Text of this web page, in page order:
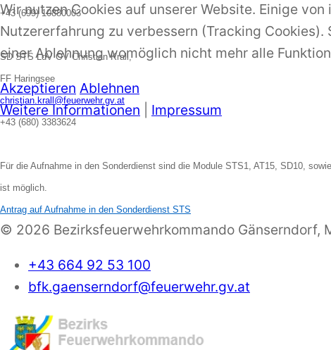
+43 (699) 10880003
SD STS LdV OV Christian Krall,
FF Haringsee
christian.krall@feuerwehr.gv.at
+43 (680) 3383624
Für die Aufnahme in den Sonderdienst sind die Module STS1, AT15, SD10,
ist möglich.
Antrag auf Aufnahme in den Sonderdienst STS
© 2026 Bezirksfeuerwehrkommando Gänserndorf,
+43 664 92 53 100
bfk.gaenserndorf@feuerwehr.gv.at
Wir nutzen Cookies auf unserer Website. Einige
Nutzererfahrung zu verbessern (Tracking
einer Ablehnung womöglich nicht mehr alle
Akzeptieren Ablehnen
Weitere Informationen
Impressum